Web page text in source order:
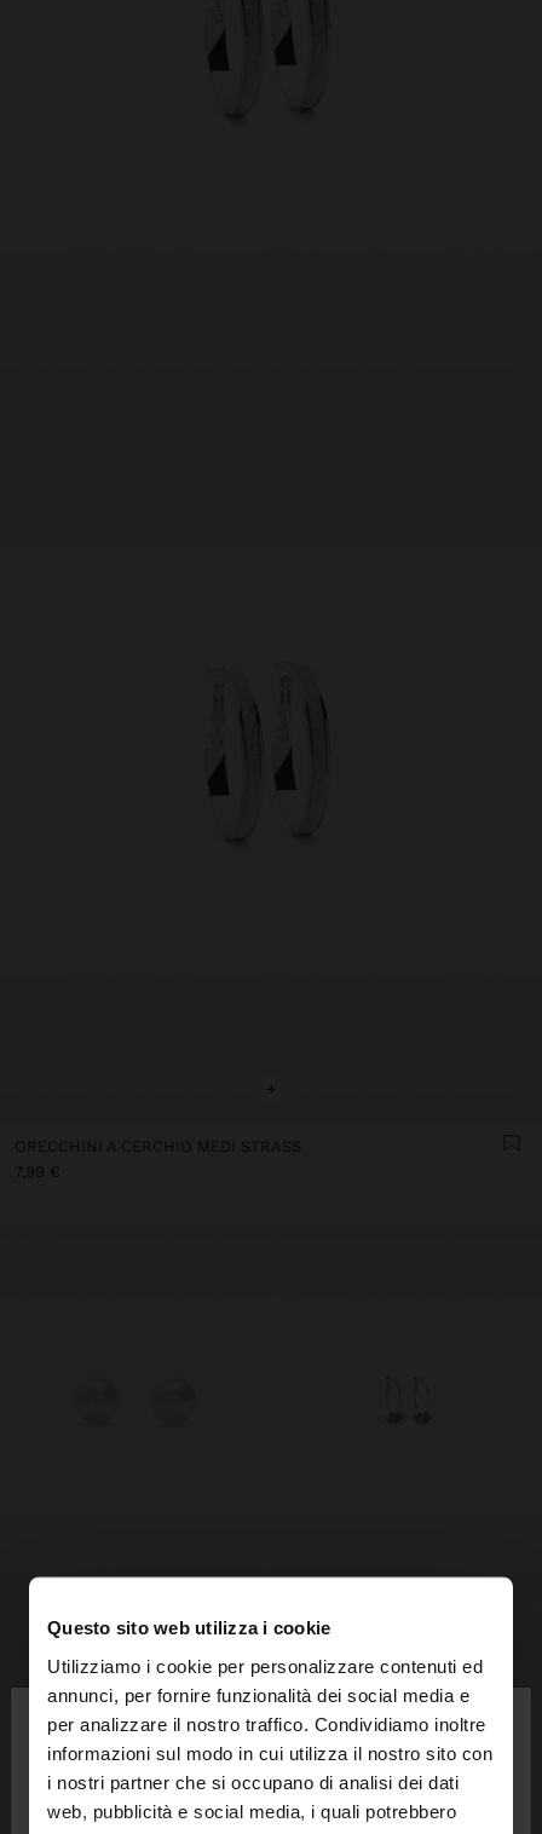
Questo sito web utilizza i cookie
Utilizziamo i cookie per personalizzare contenuti ed
annunci, per fornire funzionalità dei social media e
per analizzare il nostro traffico. Condividiamo inoltre
informazioni sul modo in cui utilizza il nostro sito con
i nostri partner che si occupano di analisi dei dati
web, pubblicità e social media, i quali potrebbero
ciao ×
Stai accedendo al sito da Italia. Vuoi navigare sul
nostro sito United States?
+
ORECCHINI A CERCHIO MEDI STRASS
7,99 €